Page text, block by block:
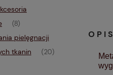
(8)
pielęgnacji
tkanin
(20)
OPIS